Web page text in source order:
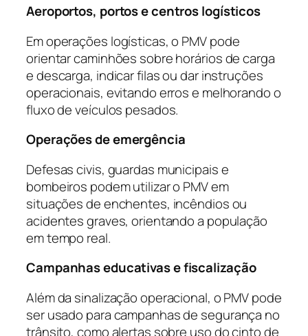
Aeroportos, portos e centros logísticos
Em operações logísticas, o PMV pode
orientar caminhões sobre horários de carga
e descarga, indicar filas ou dar instruções
operacionais, evitando erros e melhorando o
fluxo de veículos pesados.
Operações de emergência
Defesas civis, guardas municipais e
bombeiros podem utilizar o PMV em
situações de enchentes, incêndios ou
acidentes graves, orientando a população
em tempo real.
Campanhas educativas e fiscalização
Além da sinalização operacional, o PMV pode
ser usado para campanhas de segurança no
trânsito, como alertas sobre uso do cinto de